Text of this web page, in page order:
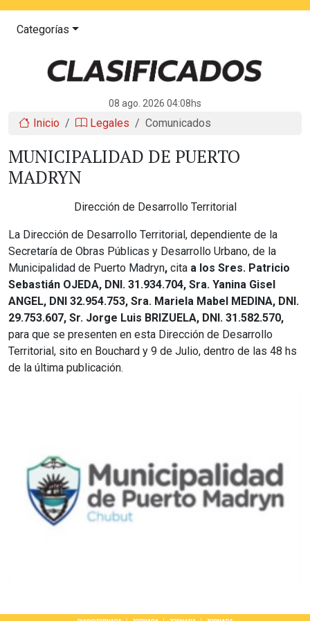
Categorías
08 ago. 2026 04:08hs
Inicio Legales Comunicados
MUNICIPALIDAD DE PUERTO
MADRYN
Dirección de Desarrollo Territorial
La Dirección de Desarrollo Territorial, dependiente de la
Secretaría de Obras Públicas y Desarrollo Urbano, de la
Municipalidad de Puerto Madryn, cita a los Sres. Patricio
Sebastián OJEDA, DNI. 31.934.704, Sra. Yanina Gisel
ANGEL, DNI 32.954.753, Sra. Mariela Mabel MEDINA, DNI.
29.753.607, Sr. Jorge Luis BRIZUELA, DNI. 31.582.570,
para que se presenten en esta Dirección de Desarrollo
Territorial, sito en Bouchard y 9 de Julio, dentro de las 48 hs
de la última publicación.